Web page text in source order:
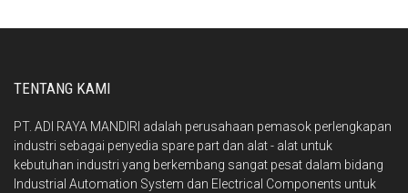
TENTANG KAMI
PT. ADI RAYA MANDIRI adalah perusahaan pemasok perlengkapan
industri sebagai penyedia spare part dan alat - alat untuk
kebutuhan industri yang berkembang sangat pesat dalam bidang
Industrial Automation System dan Electrical Components untuk